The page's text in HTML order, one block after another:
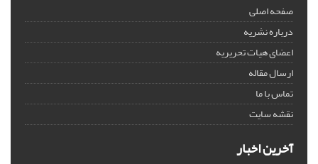
صفحه اصلی
درباره نشریه
اعضای هیات تحریریه
ارسال مقاله
تماس با ما
نقشه سایت
آخرین اخبار